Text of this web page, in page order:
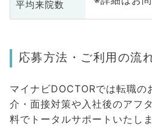
平均来院数
応募方法・ご利用の流
マイナビDOCTORでは転職の
介・面接対策や入社後のアフ
料でトータルサポートいたしま